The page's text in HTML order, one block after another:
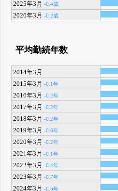
2025年3月-0.4歳
2026年3月-0.2歳
平均勤続年数
2014年3月
2015年3月-0.1年
2016年3月-0.2年
2017年3月-0.2年
2018年3月-0.2年
2019年3月-0.6年
2020年3月-0.2年
2021年3月-0.1年
2022年3月-0.4年
2023年3月-0.7年
2024年3月-0.5年